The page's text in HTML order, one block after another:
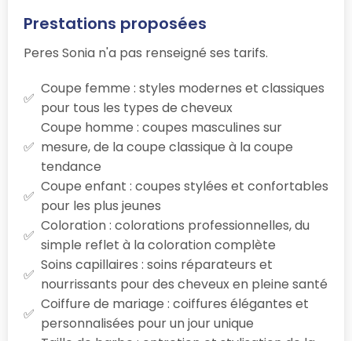
Prestations proposées
Peres Sonia n'a pas renseigné ses tarifs.
Coupe femme : styles modernes et classiques
pour tous les types de cheveux
Coupe homme : coupes masculines sur
mesure, de la coupe classique à la coupe
tendance
Coupe enfant : coupes stylées et confortables
pour les plus jeunes
Coloration : colorations professionnelles, du
simple reflet à la coloration complète
Soins capillaires : soins réparateurs et
nourrissants pour des cheveux en pleine santé
Coiffure de mariage : coiffures élégantes et
personnalisées pour un jour unique